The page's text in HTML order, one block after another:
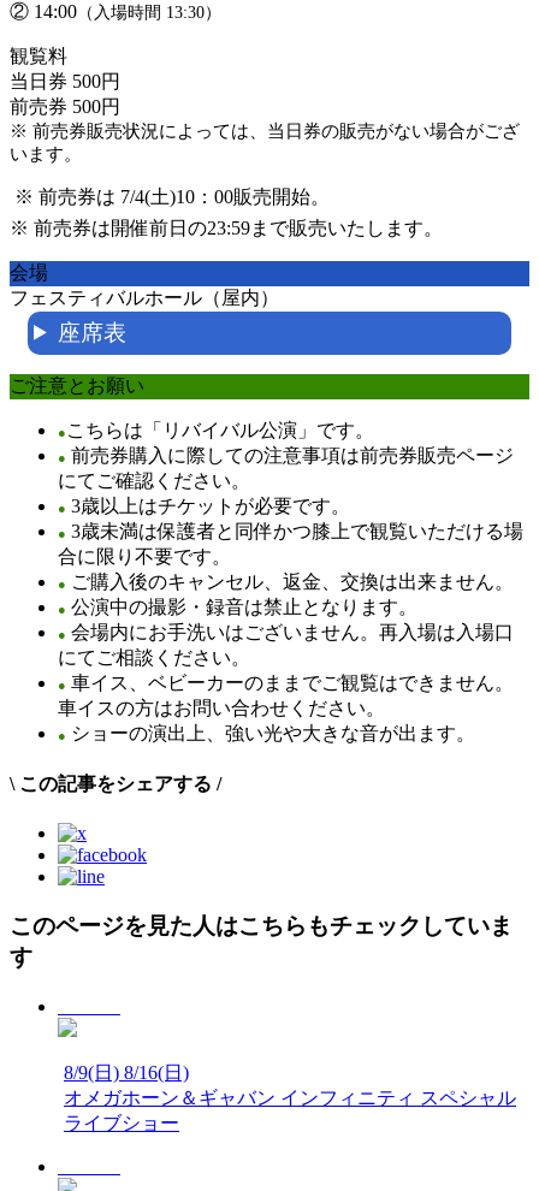
② 14:00 （入場時間 13:30）
観覧料
当日券 500円
前売券 500円
※ 前売券販売状況によっては、当日券の販売がない場合がござ
います。
※ 前売券は 7/4(土)10：00販売開始。
※ 前売券は開催前日の23:59まで販売いたします。
会場
フェスティバルホール（屋内）
座席表
ご注意とお願い
● こちらは「リバイバル公演」です。
● 前売券購入に際しての注意事項は前売券販売ページ
にてご確認ください。
● 3歳以上はチケットが必要です。
● 3歳未満は保護者と同伴かつ膝上で観覧いただける場
合に限り不要です。
● ご購入後のキャンセル、返金、交換は出来ません。
● 公演中の撮影・録音は禁止となります。
● 会場内にお手洗いはございません。再入場は入場口
にてご相談ください。
● 車イス、ベビーカーのままでご観覧はできません。
車イスの方はお問い合わせください。
● ショーの演出上、強い光や大きな音が出ます。
\この記事をシェアする /
このページを見た人はこちらもチェックしていま
す
8/9(日) 8/16(日)
オメガホーン＆ギャバン インフィニティ スペシャル
ライブショー